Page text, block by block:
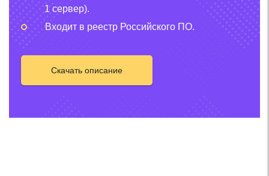
1 сервер).
Входит в реестр Российского ПО.
Скачать описание